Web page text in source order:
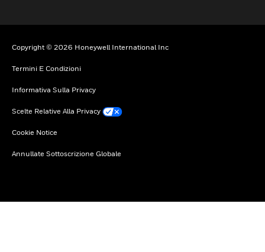
Copyright © 2026 Honeywell International Inc
Termini E Condizioni
Informativa Sulla Privacy
Scelte Relative Alla Privacy
Cookie Notice
Annullate Sottoscrizione Globale